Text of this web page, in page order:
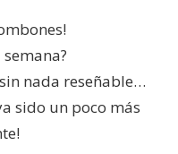
nada reseñable…
sido un poco más